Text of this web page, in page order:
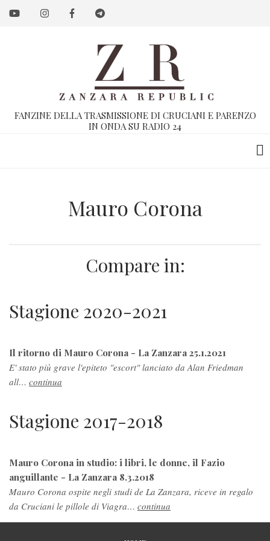
Salta
FANZINE DELLA TRASMISSIONE DI CRUCIANI E PARENZO
IN ONDA SU RADIO 24
Mauro Corona
Compare in:
Stagione 2020-2021
Il ritorno di Mauro Corona - La Zanzara 25.1.2021
E' stato più grave l'epiteto "escort" lanciato da Alan Friedman
all… continua
Stagione 2017-2018
Mauro Corona in studio: i libri, le donne, il Fazio
anguillante - La Zanzara 8.3.2018
Mauro Corona ospite negli studi de La Zanzara, riceve in regalo
da Cruciani le pillole di Viagra… continua